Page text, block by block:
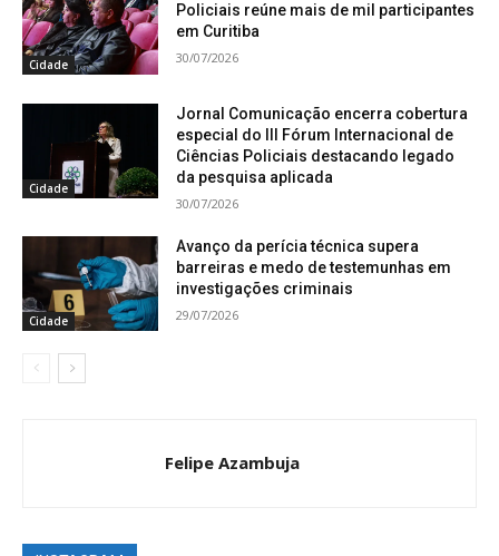
Cidade
Policiais reúne mais de mil participantes
em Curitiba
30/07/2026
Cidade
Jornal Comunicação encerra cobertura
especial do III Fórum Internacional de
Ciências Policiais destacando legado
da pesquisa aplicada
30/07/2026
Cidade
Avanço da perícia técnica supera
barreiras e medo de testemunhas em
investigações criminais
29/07/2026
Felipe Azambuja